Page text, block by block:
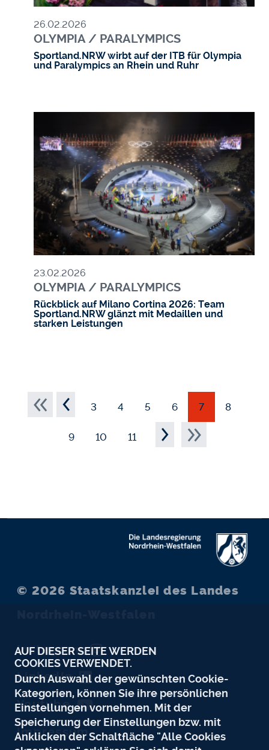
26.02.2026
OLYMPIA / PARALYMPICS
Sportland.NRW wirbt auf der ITB für Olympia
und Paralympics an Rhein und Ruhr
23.02.2026
OLYMPIA / PARALYMPICS
Rückblick auf Milano Cortina 2026: Team
Sportland.NRW glänzt mit Medaillen und
starken Leistungen
SEITENNUMMERIERUNG
Ersten
3 4 5 6 7 8
9 10 11
Weiter
© 2026 Staatskanzlei des Landes
Instagram
LinkedIn
Youtube
Impressum
AUF DIESER SEITE WERDEN
COOKIES VERWENDET.
Durch Auswahl der gewünschten Cookie-
Kategorien, können Sie ihre persönlichen
Einstellungen vornehmen. Mit der
Speicherung der Einstellungen bzw. mit
Anklicken der Schaltfläche "Alle Cookies